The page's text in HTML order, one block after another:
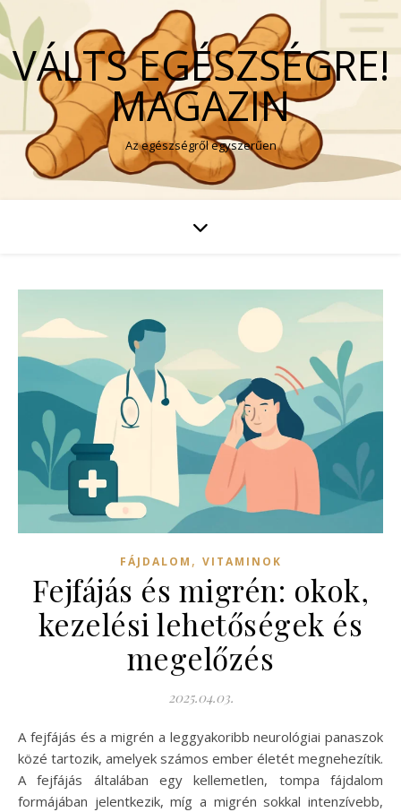
VÁLTS EGÉSZSÉGRE!
MAGAZIN
Az egészségről egyszerűen
FÁJDALOM , VITAMINOK
Fejfájás és migrén: okok,
kezelési lehetőségek és
megelőzés
2025.04.03.
A fejfájás és a migrén a leggyakoribb neurológiai panaszok
közé tartozik, amelyek számos ember életét megnehezítik.
A fejfájás általában egy kellemetlen, tompa fájdalom
formájában jelentkezik, míg a migrén sokkal intenzívebb,